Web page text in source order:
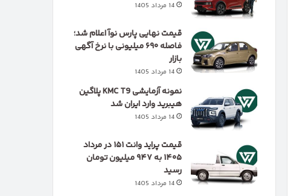
14 مرداد 1405
قیمت نهایی پارس نوآ اعلام شد؛
فاصله ۶۹۰ میلیونی با نرخ آگهی
بازار
14 مرداد 1405
نمونه آزمایشی KMC T9 پلاگین
هیبرید وارد ایران شد
14 مرداد 1405
قیمت پراید وانت ۱۵۱ در مرداد
۱۴۰۵ به ۹۴۷ میلیون تومان
رسید
14 مرداد 1405